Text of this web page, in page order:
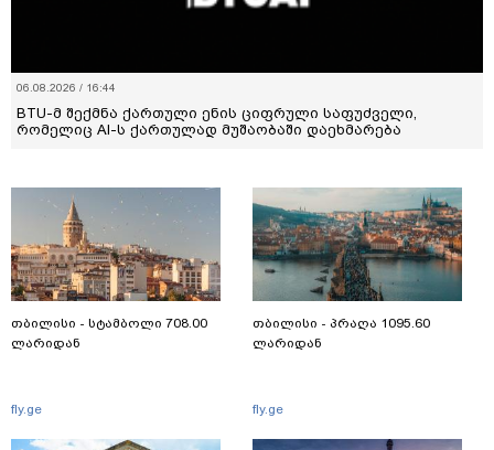
06.08.2026 / 16:44
BTU-მ შექმნა ქართული ენის ციფრული საფუძველი,
რომელიც AI-ს ქართულად მუშაობაში დაეხმარება
თბილისი - სტამბოლი 708.00
ლარიდან
fly.ge
თბილისი - პრაღა 1095.60
ლარიდან
fly.ge